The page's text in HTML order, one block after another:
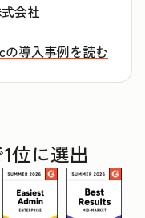
会社
の導入事例を読む
位に選出